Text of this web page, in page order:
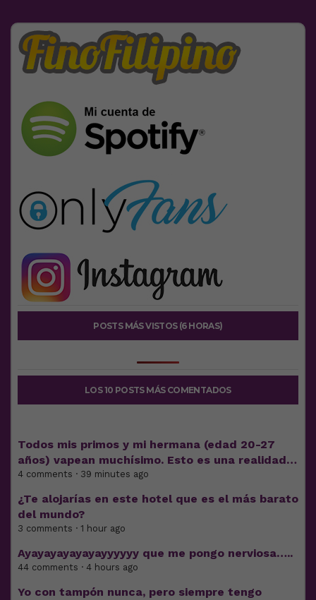
POSTS MÁS VISTOS (6 HORAS)
LOS 10 POSTS MÁS COMENTADOS
Todos mis primos y mi hermana (edad 20-27
años) vapean muchísimo. Esto es una realidad…
4 comments · 39 minutes ago
¿Te alojarías en este hotel que es el más barato
del mundo?
3 comments · 1 hour ago
Ayayayayayayayyyyyy que me pongo nerviosa…..
44 comments · 4 hours ago
Yo con tampón nunca, pero siempre tengo